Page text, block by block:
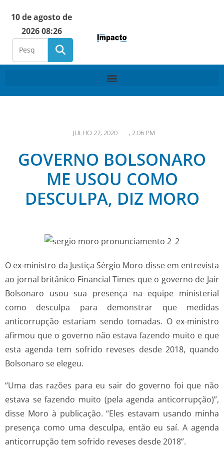
10 de agosto de
2026 08:26
JULHO 27, 2020 , 2:06 PM
GOVERNO BOLSONARO
ME USOU COMO
DESCULPA, DIZ MORO
O ex-ministro da Justiça Sérgio Moro disse em entrevista
ao jornal britânico Financial Times que o governo de Jair
Bolsonaro usou sua presença na equipe ministerial
como desculpa para demonstrar que medidas
anticorrupção estariam sendo tomadas. O ex-ministro
afirmou que o governo não estava fazendo muito e que
esta agenda tem sofrido reveses desde 2018, quando
Bolsonaro se elegeu.
“Uma das razões para eu sair do governo foi que não
estava se fazendo muito (pela agenda anticorrupção)”,
disse Moro à publicação. “Eles estavam usando minha
presença como uma desculpa, então eu saí. A agenda
anticorrupção tem sofrido reveses desde 2018”.